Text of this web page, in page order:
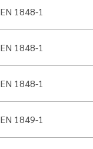
EN 1848-1
EN 1848-1
EN 1848-1
EN 1849-1